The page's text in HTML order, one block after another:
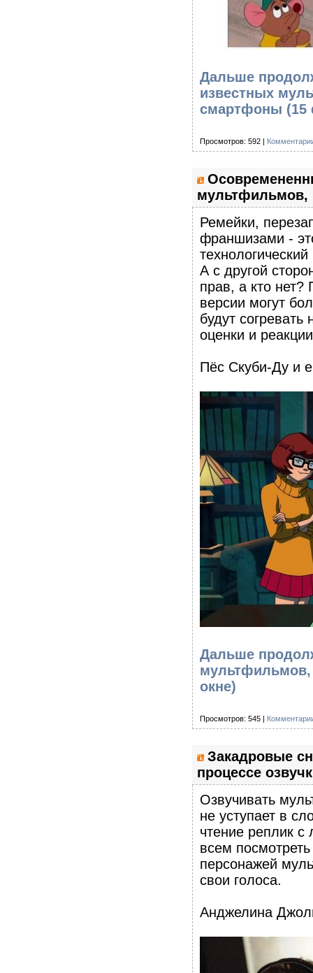
Дальше
известных
смартфоны
Просмотров: 592 |
мультфильмов,
Ремейки,
франшизами -
А с другой
прав, а кто
версии могут
будут
оценки и
Пёс Скуби-Ду и
Дальше
мультфильмов,
окне)
Просмотров: 545 |
Закадровые
процессе
Озвучивать
не уступает в
чтение реплик
всем
персонажей
свои голоса.
Анджелина